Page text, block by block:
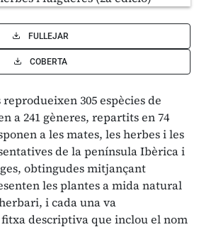
FULLEJAR
COBERTA
305 espècies de
a 241 gèneres, repartits en 74
a les mates, les herbes i les
de la península Ibèrica i
obtingudes mitjançant
les plantes a mida natural
i cada una va
fitxa descriptiva que inclou el nom